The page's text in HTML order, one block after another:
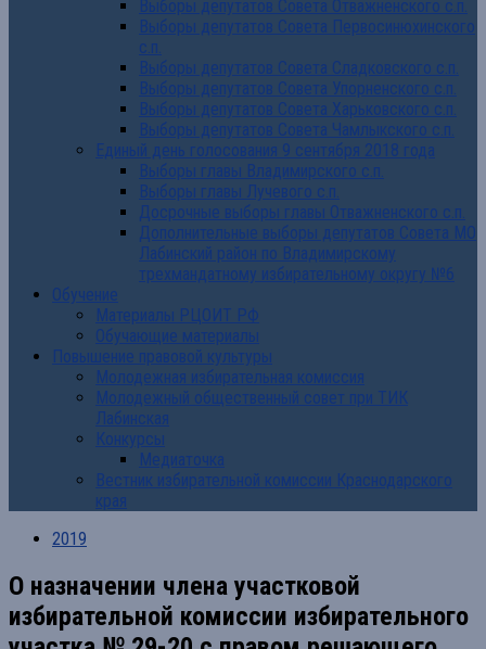
Выборы депутатов Совета Отважненского с.п.
Выборы депутатов Совета Первосинюхинского
с.п.
Выборы депутатов Совета Сладковского с.п.
Выборы депутатов Совета Упорненского с.п.
Выборы депутатов Совета Харьковского с.п.
Выборы депутатов Совета Чамлыкского с.п.
Единый день голосования 9 сентября 2018 года
Выборы главы Владимирского с.п.
Выборы главы Лучевого с.п.
Досрочные выборы главы Отважненского с.п.
Дополнительные выборы депутатов Совета МО
Лабинский район по Владимирскому
трехмандатному избирательному округу №6
Обучение
Материалы РЦОИТ РФ
Обучающие материалы
Повышение правовой культуры
Молодежная избирательная комиссия
Молодежный общественный совет при ТИК
Лабинская
Конкурсы
Медиаточка
Вестник избирательной комиссии Краснодарского
края
2019
О назначении члена участковой
избирательной комиссии избирательного